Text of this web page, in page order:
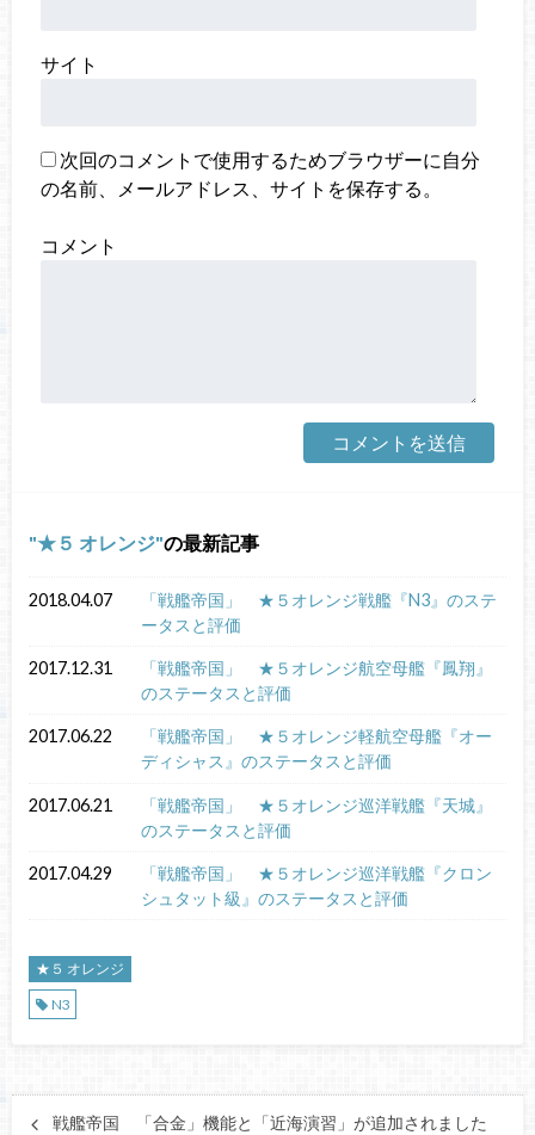
サイト
次回のコメントで使用するためブラウザーに自分
の名前、メールアドレス、サイトを保存する。
コメント
★５ オレンジ の最新記事
2018.04.07
「戦艦帝国」 ★５オレンジ戦艦『N3』のステ
ータスと評価
2017.12.31
「戦艦帝国」 ★５オレンジ航空母艦『鳳翔』
のステータスと評価
2017.06.22
「戦艦帝国」 ★５オレンジ軽航空母艦『オー
ディシャス』のステータスと評価
2017.06.21
「戦艦帝国」 ★５オレンジ巡洋戦艦『天城』
のステータスと評価
2017.04.29
「戦艦帝国」 ★５オレンジ巡洋戦艦『クロン
シュタット級』のステータスと評価
★５ オレンジ
N3
戦艦帝国 「合金」機能と「近海演習」が追加されました